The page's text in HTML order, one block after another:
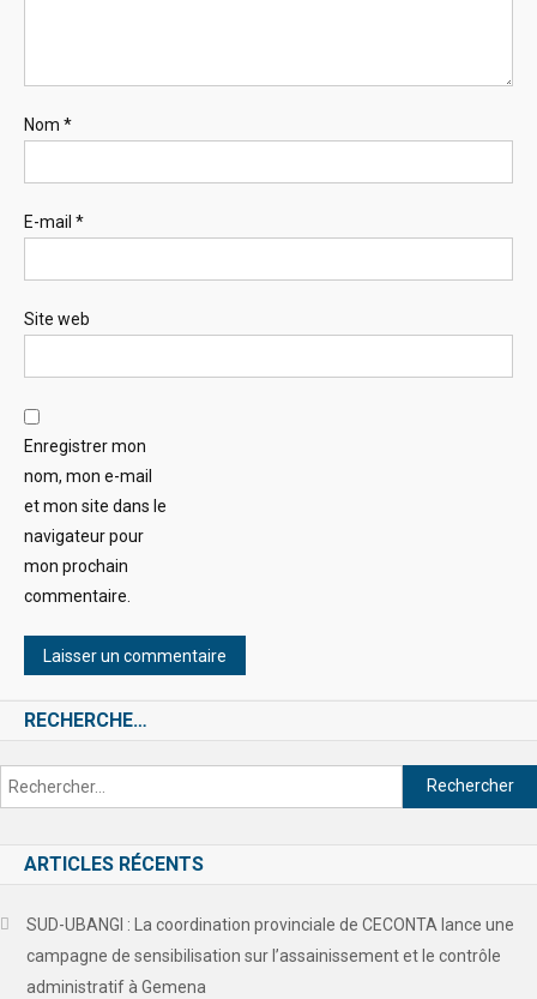
Nom *
E-mail *
Site web
Enregistrer mon
nom, mon e-mail
et mon site dans le
navigateur pour
mon prochain
commentaire.
RECHERCHE…
ARTICLES RÉCENTS
SUD-UBANGI : La coordination provinciale de CECONTA lance une
campagne de sensibilisation sur l’assainissement et le contrôle
administratif à Gemena